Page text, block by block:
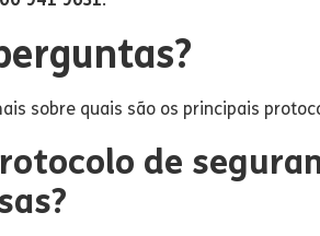
sobre quais são os principais
de